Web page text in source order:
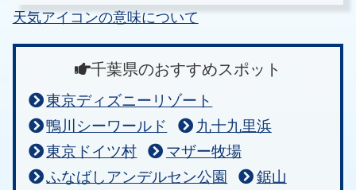
天気アイコンの意味について
千葉県のおすすめスポット
東京ディズニーリゾート
鴨川シーワールド
九十九里浜
東京ドイツ村
マザー牧場
ふなばしアンデルセン公園
鋸山